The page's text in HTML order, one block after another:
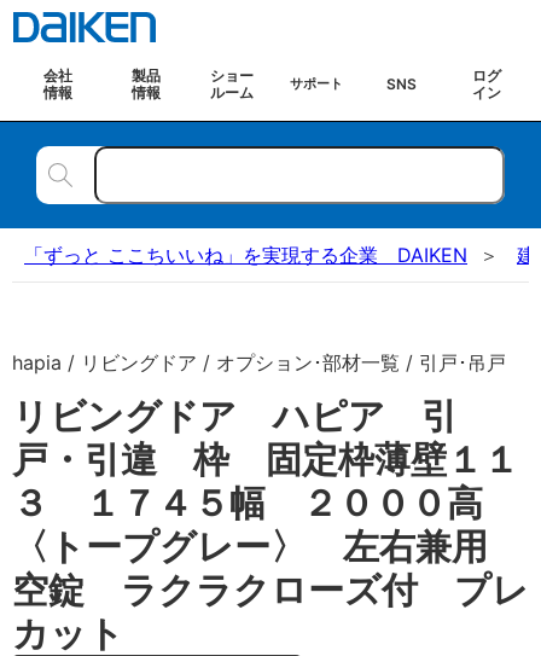
会社
情報
製品
情報
ショー
ルーム
サポート SNS
ログ
イン
「ずっと ここちいいね」を実現する企業 DAIKEN 建
hapia / リビングドア / オプション･部材一覧 / 引戸･吊戸
リビングドア ハピア 引
戸・引違 枠 固定枠薄壁１１
３ １７４５幅 ２０００高
〈トープグレー〉 左右兼用
空錠 ラクラクローズ付 プレ
カット